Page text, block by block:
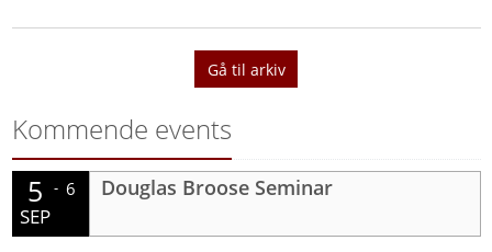
Gå til arkiv
Kommende events
5
SEP
- 6 Douglas Broose Seminar